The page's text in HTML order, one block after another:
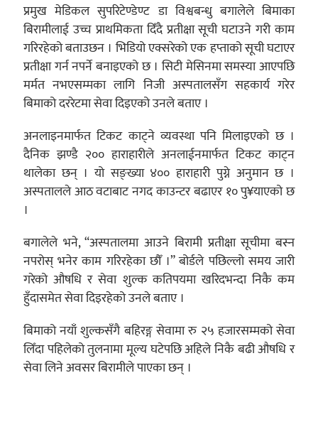
प्रमुख मेडिकल सुपरिटेण्डेण्ट डा विश्वबन्धु बगालेले बिमाका
बिरामीलाई उच्च प्राथमिकता दिँदै प्रतीक्षा सूची घटाउने गरी काम
गरिरहेको बताउछन । भिडियो एक्सरेको एक हप्ताको सूची घटाएर
प्रतीक्षा गर्न नपर्ने बनाइएको छ । सिटी मेसिनमा समस्या आएपछि
मर्मत नभएसम्मका लागि निजी अस्पतालसँग सहकार्य गरेर
बिमाको दररेटमा सेवा दिइएको उनले बताए ।
अनलाइनमार्फत टिकट काट्ने व्यवस्था पनि मिलाइएको छ ।
दैनिक झण्डै २०० हाराहारीले अनलाईनमार्फत टिकट काट्न
थालेका छन् । यो सङ्ख्या ४०० हाराहारी पुग्ने अनुमान छ ।
अस्पतालले आठ वटाबाट नगद काउन्टर बढाएर १० पु¥याएको छ
।
बगालेले भने, “अस्पतालमा आउने बिरामी प्रतीक्षा सूचीमा बस्न
नपरोस् भनेर काम गरिरहेका छौँ ।” बोर्डले पछिल्लो समय जारी
गरेको औषधि र सेवा शुल्क कतिपयमा खरिदभन्दा निकै कम
हुँदासमेत सेवा दिइरहेको उनले बताए ।
बिमाको नयाँ शुल्कसँगै बहिरङ्ग सेवामा रु २५ हजारसम्मको सेवा
लिँदा पहिलेको तुलनामा मूल्य घटेपछि अहिले निकै बढी औषधि र
सेवा लिने अवसर बिरामीले पाएका छन् ।